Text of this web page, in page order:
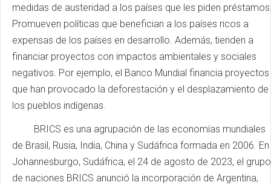
medidas de austeridad a los países que les piden
Promueven políticas que benefician a los países ricos a
expensas de los países en desarrollo. Además, tienden a
financiar proyectos con impactos ambientales y sociales
negativos. Por ejemplo, el Banco Mundial financia proyectos
que han provocado la deforestación y el desplazamiento de
los pueblos indígenas.
BRICS es una agrupación de las economías mundiales
de Brasil, Rusia, India, China y Sudáfrica formada en 2006. En
Johannesburgo, Sudáfrica, el 24 de agosto de 2023, el grupo
de naciones BRICS anunció la incorporación de Argentina,